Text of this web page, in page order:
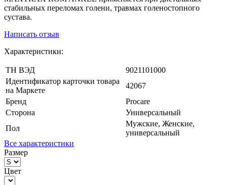
стабильных переломах голени, травмах голеностопного
сустава.
Написать отзыв
Характеристики:
ТН ВЭД
9021101000
Идентификатор карточки товара
на Маркете
42067
Бренд
Procare
Сторона
Универсальный
Пол
Мужские, Женские,
универсальный
Все характеристики
Размер
Цвет